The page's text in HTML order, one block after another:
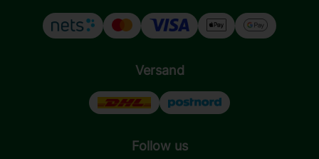
Versand
Follow us